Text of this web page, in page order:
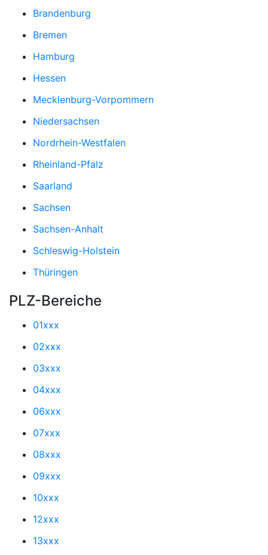
Brandenburg
Bremen
Hamburg
Hessen
Mecklenburg-Vorpommern
Niedersachsen
Nordrhein-Westfalen
Rheinland-Pfalz
Saarland
Sachsen
Sachsen-Anhalt
Schleswig-Holstein
Thüringen
PLZ-Bereiche
01xxx
02xxx
03xxx
04xxx
06xxx
07xxx
08xxx
09xxx
10xxx
12xxx
13xxx